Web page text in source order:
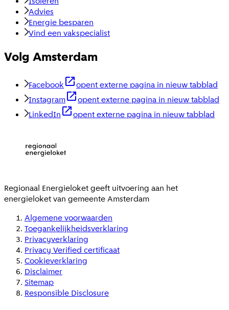
Advies
Energie besparen
Vind een vakspecialist
Volg Amsterdam
Facebook
opent externe pagina in nieuw tabblad
Instagram
opent externe pagina in nieuw tabblad
LinkedIn
opent externe pagina in nieuw tabblad
Regionaal Energieloketgeeft uitvoering aan het
energieloket van gemeenteAmsterdam
Algemene voorwaarden
Toegankelijkheidsverklaring
Privacyverklaring
Privacy Verified certificaat
Cookieverklaring
Disclaimer
Sitemap
Responsible Disclosure